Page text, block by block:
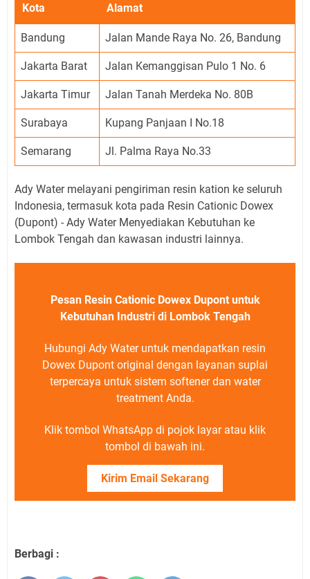
Kota Alamat
Bandung Jalan Mande Raya No. 26, Bandung
Jakarta Barat Jalan Kemanggisan Pulo 1 No. 6
Jakarta Timur Jalan Tanah Merdeka No. 80B
Surabaya Kupang Panjaan I No.18
Semarang Jl. Palma Raya No.33
Ady Water melayani pengiriman resin kation ke seluruh
Indonesia, termasuk kota pada Resin Cationic Dowex
(Dupont) - Ady Water Menyediakan Kebutuhan ke
Lombok Tengah dan kawasan industri lainnya.
Pesan Resin Cationic Dowex Dupont untuk
Kebutuhan Industri di Lombok Tengah
Hubungi Ady Water untuk mendapatkan resin
Dowex Dupont original dengan layanan suplai
terpercaya untuk sistem softener dan water
treatment Anda.
Klik tombol WhatsApp di pojok layar atau klik
tombol di bawah ini.
Kirim Email Sekarang
Berbagi :